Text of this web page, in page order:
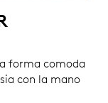
forma comoda
con la mano